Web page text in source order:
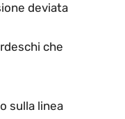
deviata
che
sulla linea